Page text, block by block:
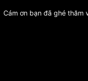
Cám ơn bạn đã ghé thăm